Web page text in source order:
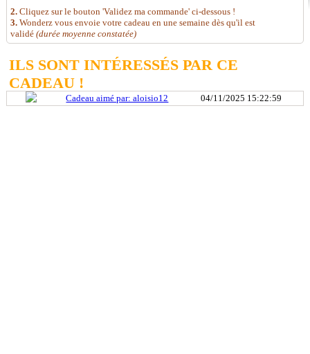
2.Cliquez sur le bouton 'Validez ma commande' ci-dessous !
3.Wonderz vous envoie votre cadeau en une semaine dès qu'il est
validé(durée moyenne constatée)
ILS SONT INTÉRESSÉS PAR CE
CADEAU !
Cadeau aimé par: aloisio12 04/11/2025 15:22:59